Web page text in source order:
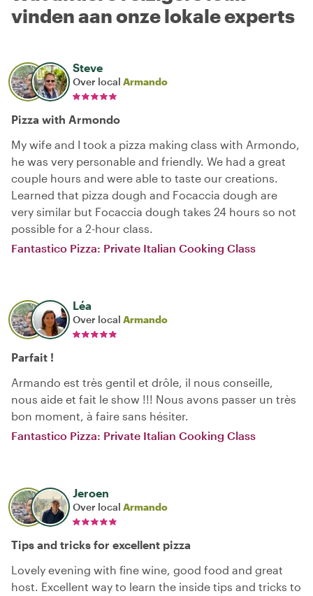
vinden aan onze lokale experts
Steve
Over local Armando
Pizza with Armondo
My wife and I took a pizza making class with Armondo,
he was very personable and friendly. We had a great
couple hours and were able to taste our creations.
Learned that pizza dough and Focaccia dough are
very similar but Focaccia dough takes 24 hours so not
possible for a 2-hour class.
Fantastico Pizza: Private Italian Cooking Class
Léa
Over local Armando
Parfait !
Armando est très gentil et drôle, il nous conseille,
nous aide et fait le show !!! Nous avons passer un très
bon moment, à faire sans hésiter.
Fantastico Pizza: Private Italian Cooking Class
Jeroen
Over local Armando
Tips and tricks for excellent pizza
Lovely evening with fine wine, good food and great
host. Excellent way to learn the inside tips and tricks to